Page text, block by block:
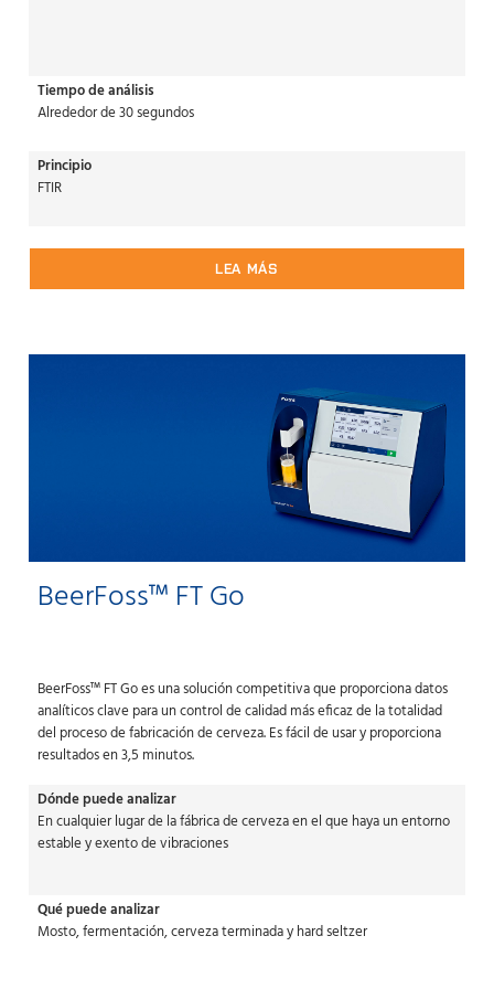
Tiempo de análisis
Alrededor de 30 segundos
Principio
FTIR
LEA MÁS
BeerFoss™ FT Go
BeerFoss™ FT Go es una solución competitiva que proporciona datos
analíticos clave para un control de calidad más eficaz de la totalidad
del proceso de fabricación de cerveza. Es fácil de usar y proporciona
resultados en 3,5 minutos.
Dónde puede analizar
En cualquier lugar de la fábrica de cerveza en el que haya un entorno
estable y exento de vibraciones
Qué puede analizar
Mosto, fermentación, cerveza terminada y hard seltzer